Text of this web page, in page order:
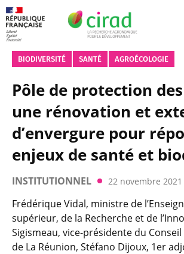
BIODIVERSITÉ SANTÉ AGROÉCOLOGIE
Pôle de protection
une rénovation et
d’envergure pour
enjeux de santé et
INSTITUTIONNEL 22 novembre 2021
Frédérique Vidal, ministre de
supérieur, de la Recherche et de
Sigismeau, vice-présidente du
de La Réunion, Stéfano Dijoux, 1er